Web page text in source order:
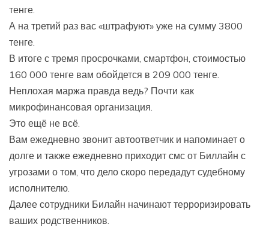
тенге.
А на третий раз вас «штрафуют» уже на сумму 3800
тенге.
В итоге с тремя просрочками, смартфон, стоимостью
160 000 тенге вам обойдется в 209 000 тенге.
Неплохая маржа правда ведь? Почти как
микрофинансовая организация.
Это ещё не всё.
Вам ежедневно звонит автоответчик и напоминает о
долге и также ежедневно приходит смс от Биллайн с
угрозами о том, что дело скоро передадут судебному
исполнителю.
Далее сотрудники Билайн начинают терроризировать
ваших родственников.